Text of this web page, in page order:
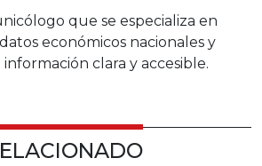
que se especializa en
económicos nacionales y
clara y accesible.